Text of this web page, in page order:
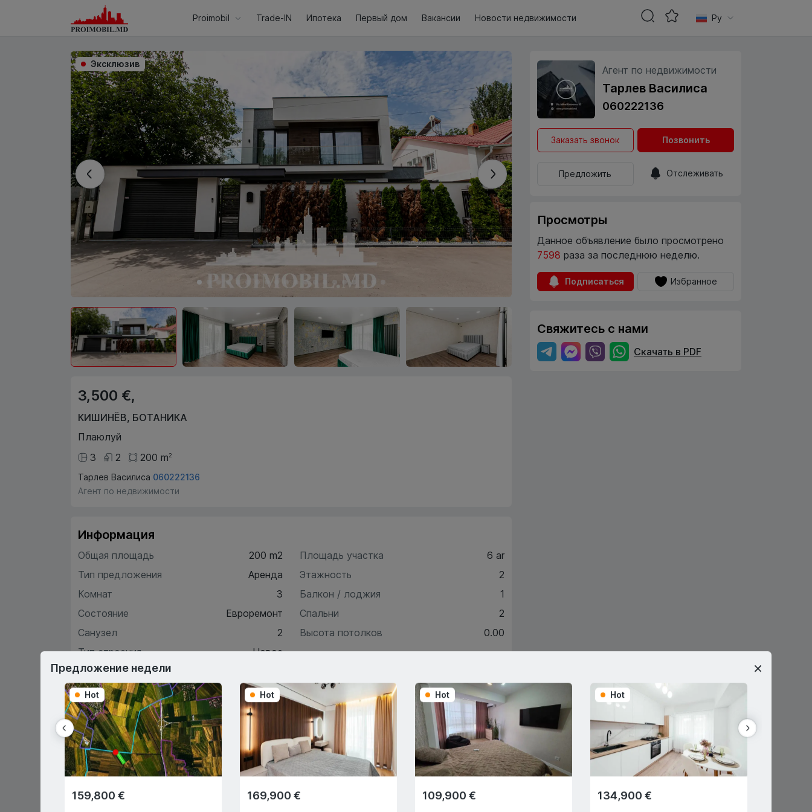
Эксклюзив
3,500 €,
КИШИНЁВ, БОТАНИКА
Плаюлуй
3
2 200 m2
Тарлев Василиса 060222136
Агент по недвижимости
Информация
Общая площадь
200 m2
Тип предложения
Аренда
Комнат
3
Состояние
Евроремонт
Санузел
2
Тип строения
Новое
Площадь участка
6 ar
Этажность
2
Балкон / лоджия
1
Спальни
2
Высота потолков
0.00
Характеристики
Описание
Первый взнос 15%
Агент по недвижимости
Тарлев Василиса
060222136
Заказать звонок Позвонить
Предложить Отслеживать
Просмотры
Данное объявление было просмотрено
7598 раза за последнюю неделю.
Подписаться Избранное
Свяжитесь с нами
Скачать в PDF
Proimobil Trade-IN Ипотека Первый дом Вакансии Новости недвижимости Ру
Предложение недели
Hot
159,800 €
Hot
169,900 €
Hot
109,900 €
Hot
134,900 €